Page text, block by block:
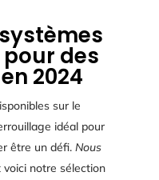
des
2024
sur le
idéal pour
être un défi. Nous
notre sélection